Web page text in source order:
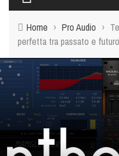
Home › Pro Audio ›
perfetta tra passato e futuro